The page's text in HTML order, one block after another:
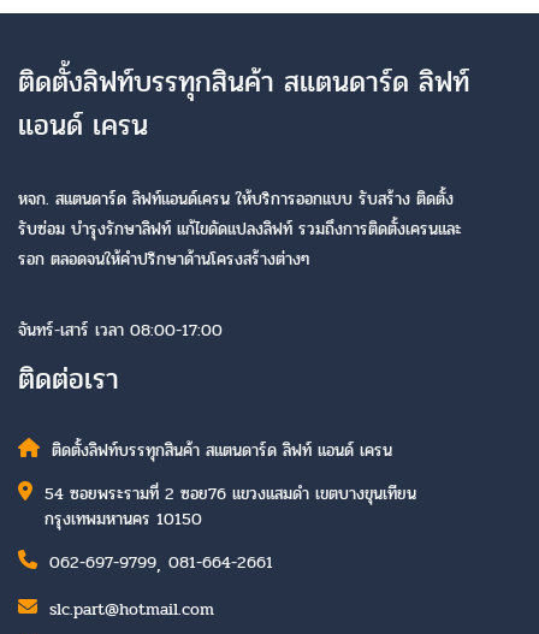
ติดตั้งลิฟท์บรรทุกสินค้า สแตนดาร์ด ลิฟท์
แอนด์ เครน
หจก. สแตนดาร์ด ลิฟท์แอนด์เครน ให้บริการออกแบบ รับสร้าง ติดตั้ง
รับซ่อม บำรุงรักษาลิฟท์ แก้ไขดัดแปลงลิฟท์ รวมถึงการติดตั้งเครนและ
รอก ตลอดจนให้คำปรึกษาด้านโครงสร้างต่างๆ
จันทร์-เสาร์ เวลา 08:00-17:00
ติดต่อเรา
ติดตั้งลิฟท์บรรทุกสินค้า สแตนดาร์ด ลิฟท์ แอนด์ เครน
54 ซอยพระรามที่ 2 ซอย76 แขวงแสมดำ เขตบางขุนเทียน
กรุงเทพมหานคร 10150
062-697-9799, 081-664-2661
slc.part@hotmail.com